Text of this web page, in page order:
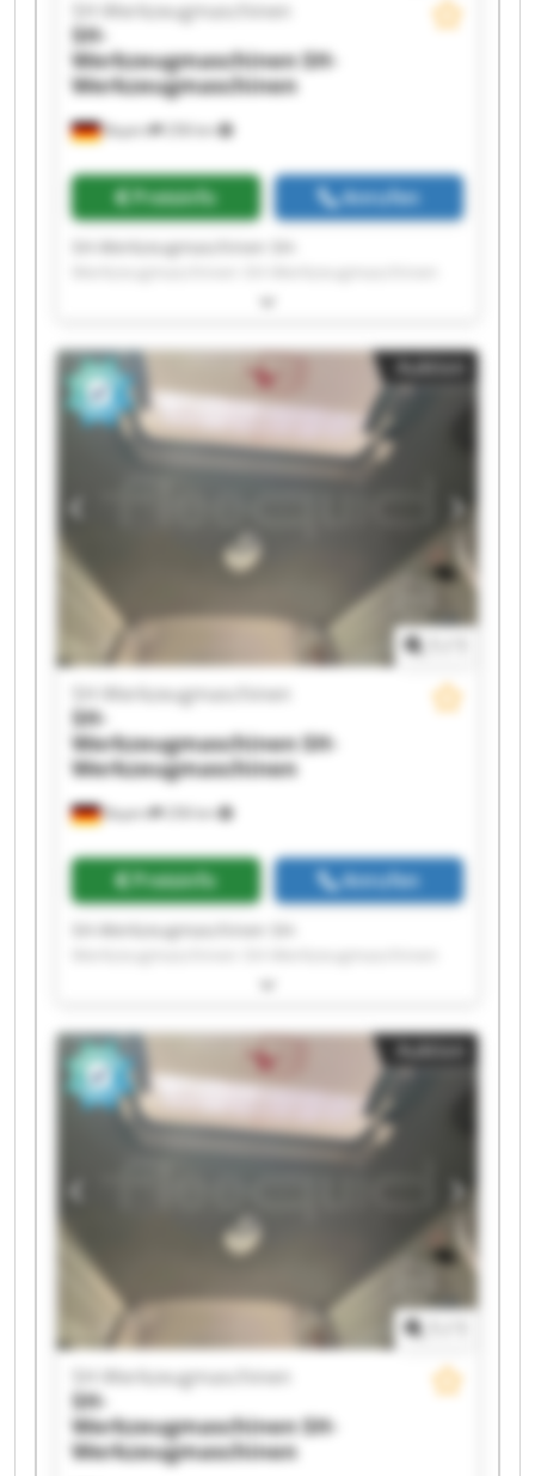
Bayern 258 km
SH-Werkzeugmaschinen
SH-
WerkzeugmaschinenSH-
Werkzeugmaschinen
Preisinfo Anrufen
SH-Werkzeugmaschinen SH-
SH-Werkzeugmaschinen SH-
SH-Werkzeugmaschinen SH-
Werkzeugmaschinen SH-Werkzeugmaschinen
SH-Werkzeugmaschinen SH-
Werkzeugmaschinen SH-Werkzeugmaschinen
SH-Werkzeugmaschinen SH-
Werkzeugmaschinen SH-Werkzeugmaschinen
SH-Werkzeugmaschinen SH-
Werkzeugmaschinen SH-Werkzeugmaschinen
SH-Werkzeugmaschinen SH-
Werkzeugmaschinen
Bayern 258 km
SH-Werkzeugmaschinen
SH-
WerkzeugmaschinenSH-
Werkzeugmaschinen
Preisinfo Anrufen
SH-Werkzeugmaschinen SH-
SH-Werkzeugmaschinen SH-
SH-Werkzeugmaschinen SH-
Werkzeugmaschinen SH-Werkzeugmaschinen
SH-Werkzeugmaschinen SH-
Werkzeugmaschinen SH-Werkzeugmaschinen
SH-Werkzeugmaschinen SH-
Werkzeugmaschinen SH-Werkzeugmaschinen
SH-Werkzeugmaschinen SH-
Werkzeugmaschinen SH-Werkzeugmaschinen
SH-Werkzeugmaschinen SH-
Werkzeugmaschinen
SH-Werkzeugmaschinen
SH-
WerkzeugmaschinenSH-
Werkzeugmaschinen